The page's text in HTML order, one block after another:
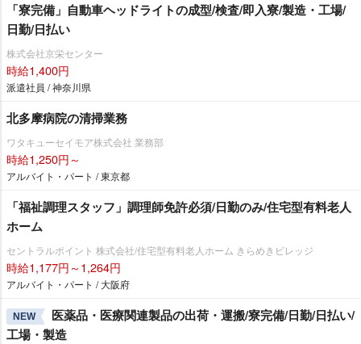
「寮完備」自動車ヘッドライトの成型/検査/即入寮/製造・工場/
日勤/日払い
株式会社京栄センター
時給1,400円
派遣社員 / 神奈川県
北多摩病院の清掃業務
ワタキューセイモア株式会社 業務部
時給1,250円～
アルバイト・パート / 東京都
「福祉調理スタッフ」調理師免許必須/日勤のみ/住宅型有料老人
ホーム
セントラルポイント 株式会社/住宅型有料老人ホーム きらめきビレッジ
時給1,177円～1,264円
アルバイト・パート / 大阪府
NEW
医薬品・医療関連製品の出荷・運搬/寮完備/日勤/日払い/
工場・製造